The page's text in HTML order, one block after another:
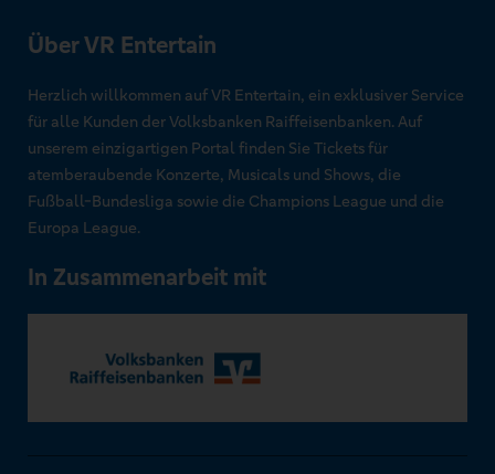
Über VR Entertain
Herzlich willkommen auf VR Entertain, ein exklusiver Service
für alle Kunden der Volksbanken Raiffeisenbanken. Auf
unserem einzigartigen Portal finden Sie Tickets für
atemberaubende Konzerte, Musicals und Shows, die
Fußball-Bundesliga sowie die Champions League und die
Europa League.
In Zusammenarbeit mit